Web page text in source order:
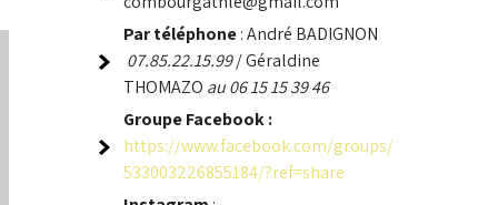
Par téléphone: André BADIGNON
07.85.22.15.99/ Géraldine
THOMAZO au 06 15 15 39 46
GroupeFacebook :
https://www.facebook.com/groups/
533003226855184/?ref=share